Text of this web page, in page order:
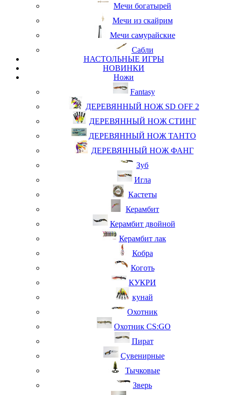
Мечи богатырей
Мечи из скайрим
Мечи самурайские
Сабли
НАСТОЛЬНЫЕ ИГРЫ
НОВИНКИ
Ножи
Fantasy
ДЕРЕВЯННЫЙ НОЖ SD OFF 2
ДЕРЕВЯННЫЙ НОЖ СТИНГ
ДЕРЕВЯННЫЙ НОЖ ТАНТО
ДЕРЕВЯННЫЙ НОЖ ФАНГ
Зуб
Игла
Кастеты
Керамбит
Керамбит двойной
Керамбит лак
Кобра
Коготь
КУКРИ
кунай
Охотник
Охотник CS:GO
Пират
Сувенирные
Тычковые
Зверь